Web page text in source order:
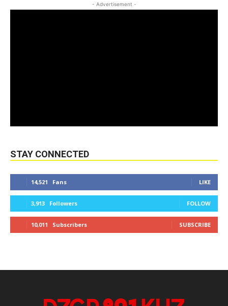
- Advertisement -
STAY CONNECTED
14,521 Fans LIKE
3,913 Followers FOLLOW
10,011 Subscribers SUBSCRIBE